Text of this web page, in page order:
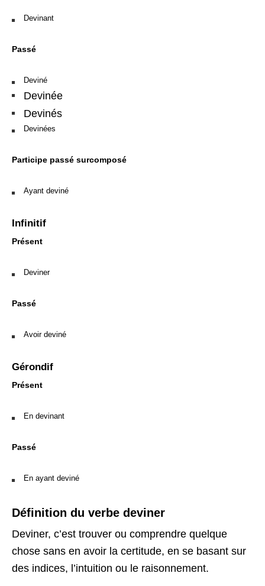
Devinant
Passé
Deviné
Devinée
Devinés
Devinées
Participe passé surcomposé
Ayant deviné
Infinitif
Présent
Deviner
Passé
Avoir deviné
Gérondif
Présent
En devinant
Passé
En ayant deviné
Définition du verbe deviner
Deviner, c’est trouver ou comprendre quelque
chose sans en avoir la certitude, en se basant sur
des indices, l’intuition ou le raisonnement.